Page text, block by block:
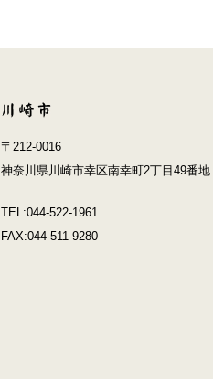
〒212-0016
神奈川県川崎市幸区南幸町2丁目49番地
TEL:044-522-1961
FAX:044-511-9280